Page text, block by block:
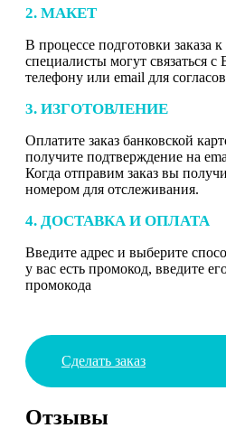
2. МАКЕТ
В процессе подготовки заказа
специалисты могут связаться
телефону или email для
3. ИЗГОТОВЛЕНИЕ
Оплатите заказ банковской
получите подтверждение на
Когда отправим заказ вы
номером для отслеживания.
4. ДОСТАВКА И ОПЛАТА
Введите адрес и выберите
у вас есть промокод, введите
промокода
Сделать заказ
Отзывы